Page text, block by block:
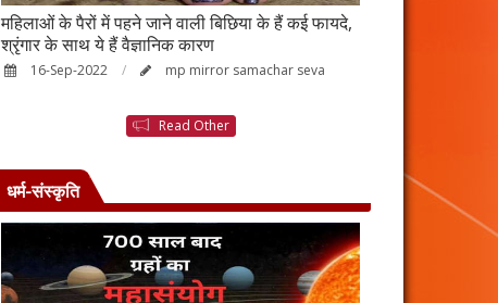
महिलाओं के पैरों में पहने जाने वाली बिछिया के हैं कई फायदे,
श्रृंगार के साथ ये हैं वैज्ञानिक कारण
16-Sep-2022 mp mirror samachar seva
Read Other
धर्म-संस्कृति